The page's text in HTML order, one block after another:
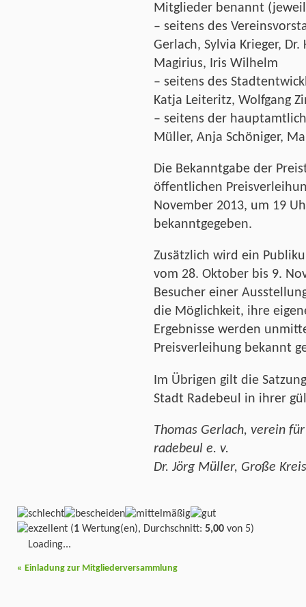
Mitglieder benannt
– seitens des
Gerlach, Sylvia Krieger,
Magirius, Iris Wilhelm
– seitens des
Katja Leiteritz, Wolfgang
– seitens der
Müller, Anja Schöniger,
Die Bekanntgabe der
öffentlichen
November 2013, um 19
bekanntgegeben.
Zusätzlich wird ein
vom 28. Oktober bis 9.
Besucher einer
die Möglichkeit, ihre
Ergebnisse werden
Preisverleihung bekannt
Im Übrigen gilt die
Stadt Radebeul in ihrer
Thomas Gerlach, verein
radebeul e. v.
Dr. Jörg Müller, Große
(1 Wertung(en), Durchschnitt: 5,00 von 5)
Loading...
« Einladung zur Mitgliederversammlung